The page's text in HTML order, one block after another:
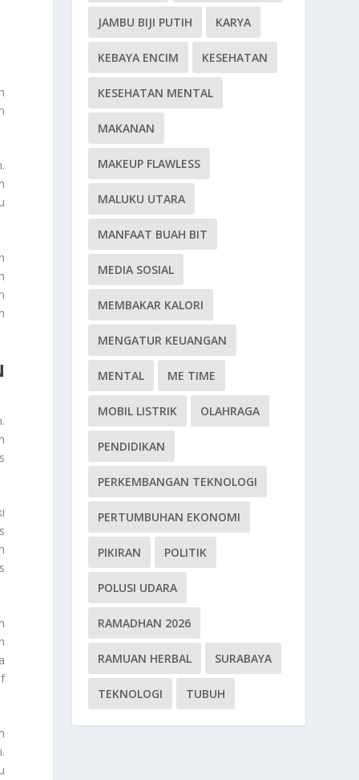
JAMBU BIJI PUTIH KARYA
KEBAYA ENCIM KESEHATAN
KESEHATAN MENTAL
MAKANAN
MAKEUP FLAWLESS
MALUKU UTARA
MANFAAT BUAH BIT
MEDIA SOSIAL
MEMBAKAR KALORI
MENGATUR KEUANGAN
MENTAL ME TIME
MOBIL LISTRIK OLAHRAGA
PENDIDIKAN
PERKEMBANGAN TEKNOLOGI
PERTUMBUHAN EKONOMI
PIKIRAN POLITIK
POLUSI UDARA
RAMADHAN 2026
RAMUAN HERBAL SURABAYA
TEKNOLOGI TUBUH